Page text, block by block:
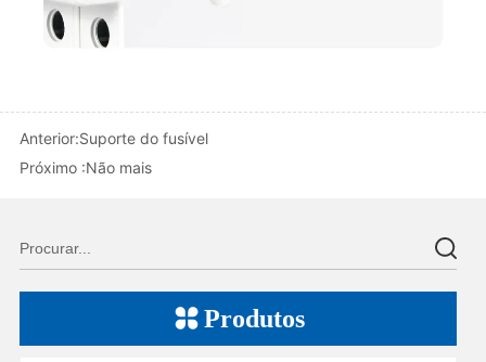
Anterior:Suporte do fusível
Próximo :Não mais
Produtos